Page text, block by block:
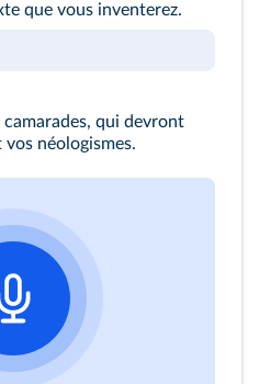
que vous inventerez.
camarades, qui devront
néologismes.